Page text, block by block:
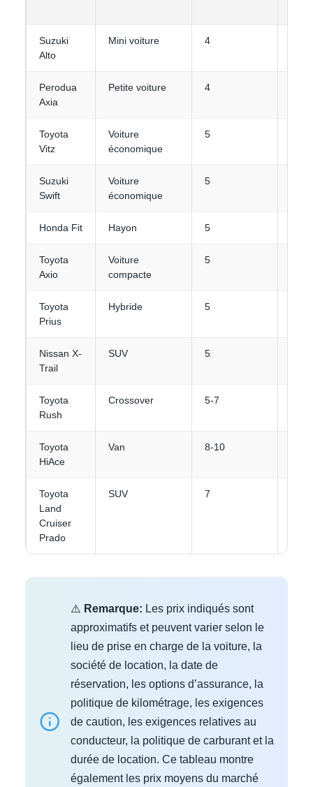
Suzuki
Alto
Mini voiture 4
Perodua
Axia
Petite voiture 4
Toyota
Vitz
Voiture
économique
5
Suzuki
Swift
Voiture
économique
5
Honda Fit Hayon 5
Toyota
Axio
Voiture
compacte
5
Toyota
Prius
Hybride 5
Nissan X-
Trail
SUV 5
Toyota
Rush
Crossover 5-7
Toyota
HiAce
Van 8-10
Toyota
Land
Cruiser
Prado
SUV 7
⚠️ Remarque: Les prix indiqués sont
approximatifs et peuvent varier selon le
lieu de prise en charge de la voiture, la
société de location, la date de
réservation, les options d’assurance, la
politique de kilométrage, les exigences
de caution, les exigences relatives au
conducteur, la politique de carburant et la
durée de location. Ce tableau montre
également les prix moyens du marché